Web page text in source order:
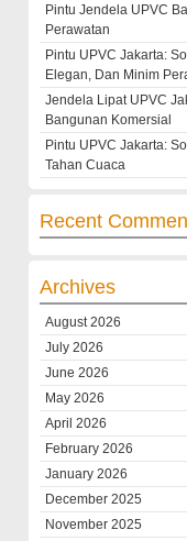
Pintu Jendela UPVC
Perawatan
Pintu UPVC Jakarta:
Elegan, Dan Minim
Jendela Lipat UPVC
Bangunan Komersial
Pintu UPVC Jakarta:
Tahan Cuaca
Recent
Archives
August 2026
July 2026
June 2026
May 2026
April 2026
February 2026
January 2026
December 2025
November 2025